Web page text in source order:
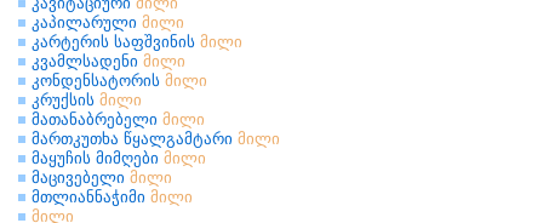
კაპილარული მილი
კარტერის საფშვინის მილი
კვამლსადენი მილი
კონდენსატორის მილი
კრუქსის მილი
მათანაბრებელი მილი
მართკუთხა წყალგამტარი მილი
მაყუჩის მიმღები მილი
მაცივებელი მილი
მთლიანნაჭიმი მილი
მილი